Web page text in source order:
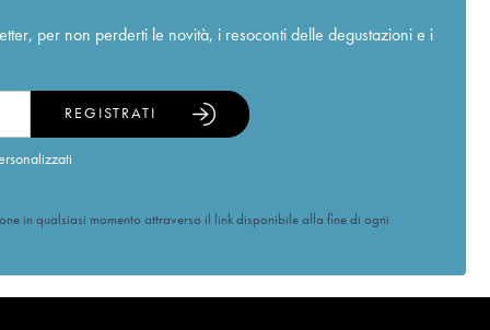
per non perderti le novità, i resoconti delle degustazioni e i
REGISTRATI
in qualsiasi momento attraverso il link disponibile alla fine di ogni